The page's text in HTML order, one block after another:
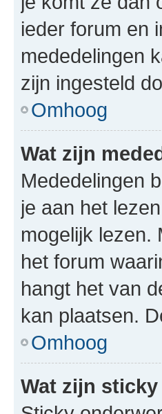
ieder forum en
mededelingen
zijn ingesteld
Omhoog
Wat zijn
Mededelingen
je aan het
mogelijk lezen.
het forum
hangt het van
kan plaatsen.
Omhoog
Wat zijn